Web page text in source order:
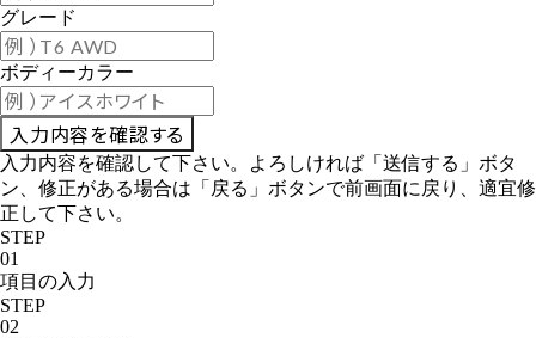
グレード
ボディーカラー
入力内容を確認して下さい。よろしければ「送信する」ボタ
ン、修正がある場合は「戻る」ボタンで前画面に戻り、適宜修
正して下さい。
STEP
01
項目の入力
STEP
02